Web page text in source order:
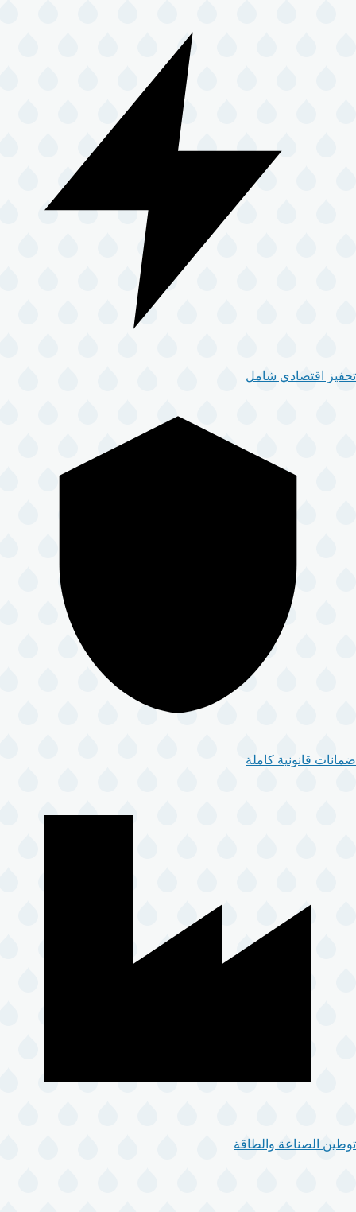
تحفيز اقتصادي شامل
ضمانات قانونية كاملة
توطين الصناعة والطاقة